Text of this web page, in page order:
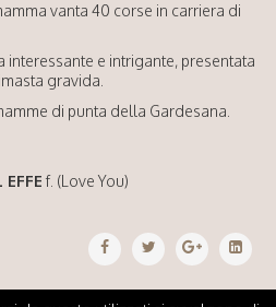
vanta 40 corse in carriera di
e intrigante, presentata
gravida.
di punta della Gardesana.
EFFE f. (Love You)